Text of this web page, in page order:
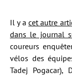
Il y acet autre
dans le journal
coureurs
vélos des
Tadej Pogacar),